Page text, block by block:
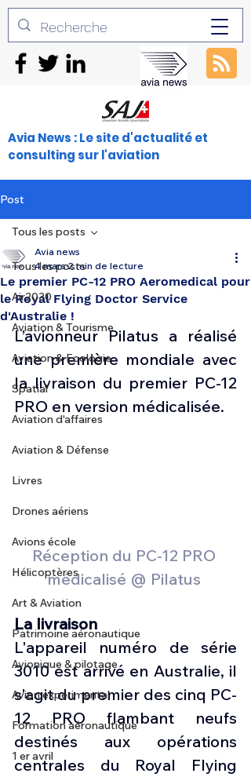
Avia News : Le site d'actualité et
consulting sur l'aviation
Post
Tous les posts
Air2030
Aviation & Tourisme
Aviation & Ecologie
Spatial
Aviation d'affaires
Aviation & Défense
Livres
Drones aériens
Avions école
Hélicoptères
Art & Aviation
Patrimoine aéronautique
Avionique & pilotage
Avion expérimental
Formation aéronautique
1 er avril
Tous les posts
Le premier PC-12 PRO Aeromedical pour
le Royal Flying Doctor Service
d'Australie !
Avia news
4 mars 2 min de lecture
L’avionneur Pilatus a réalisé
une première mondiale avec
la livraison du premier PC-12
PRO en version médicalisée.
Réception du PC-12 PRO
médicalisé @ Pilatus
La livraison
L'appareil numéro de série
3010 est arrivé en Australie, il
s'agit du premier des cinq PC-
12 PRO flambant neufs
destinés aux opérations
centrales du Royal Flying